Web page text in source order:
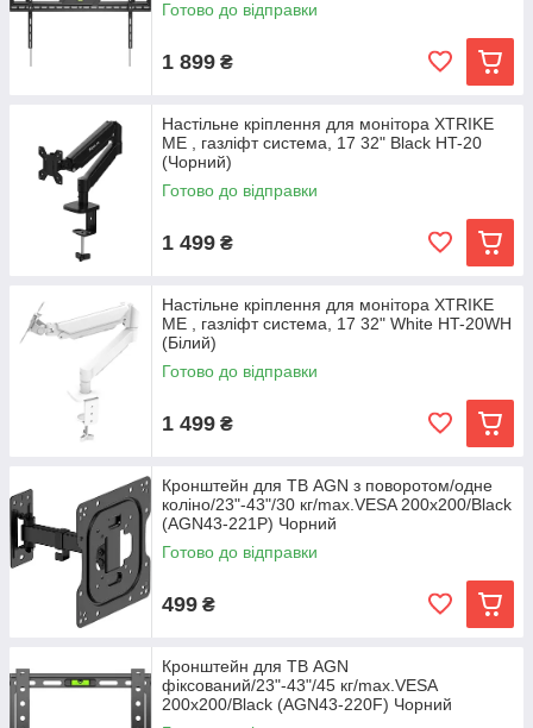
Готово до відправки
1 899 ₴
Настільне кріплення для монітора XTRIKE
ME , газліфт система, 17 32" Black HT-20
(Чорний)
Готово до відправки
1 499 ₴
Настільне кріплення для монітора XTRIKE
ME , газліфт система, 17 32" White HT-20WH
(Білий)
Готово до відправки
1 499 ₴
Кронштейн для ТВ AGN з поворотом/одне
коліно/23"-43"/30 кг/max.VESA 200x200/Black
(AGN43-221P) Чорний
Готово до відправки
499 ₴
Кронштейн для ТВ AGN
фіксований/23"-43"/45 кг/max.VESA
200x200/Black (AGN43-220F) Чорний